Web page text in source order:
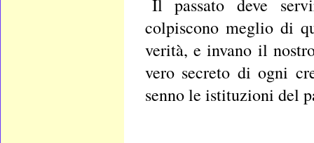
Il passato deve
colpiscono meglio di
verità, e invano il
vero secreto di ogni
senno le istituzioni del